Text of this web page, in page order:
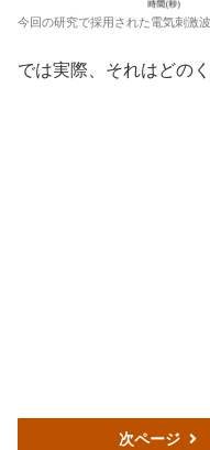
今回の研究で採用された電気刺激
では実際、それはどの
次ページ